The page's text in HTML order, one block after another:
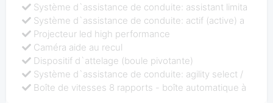
Système d`assistance de conduite: assistant limita
Système d`assistance de conduite: actif (active) a
Projecteur led high performance
Caméra aide au recul
Dispositif d`attelage (boule pivotante)
Système d`assistance de conduite: agility select /
Boîte de vitesses 8 rapports - boîte automatique à